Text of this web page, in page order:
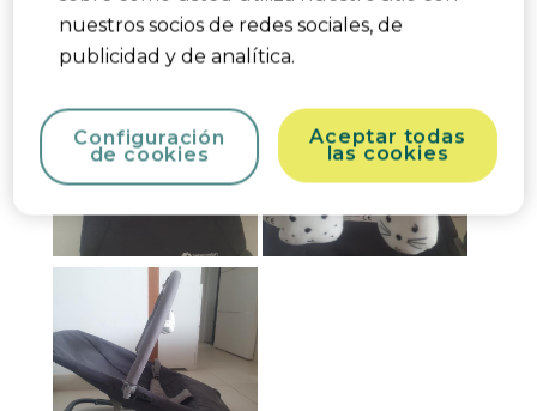
nuestros socios de redes sociales, de
publicidad y de analítica.
Aceptar todas
las cookies
Configuración
de cookies